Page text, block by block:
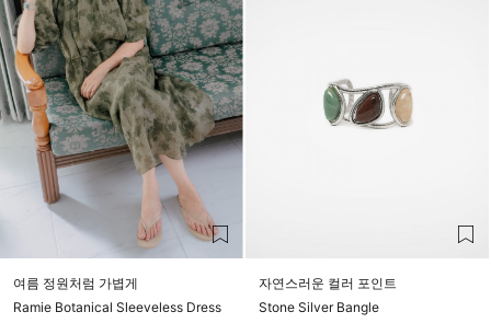
여름 정원처럼 가볍게
Ramie Botanical Sleeveless Dress
자연스러운 컬러 포인트
Stone Silver Bangle